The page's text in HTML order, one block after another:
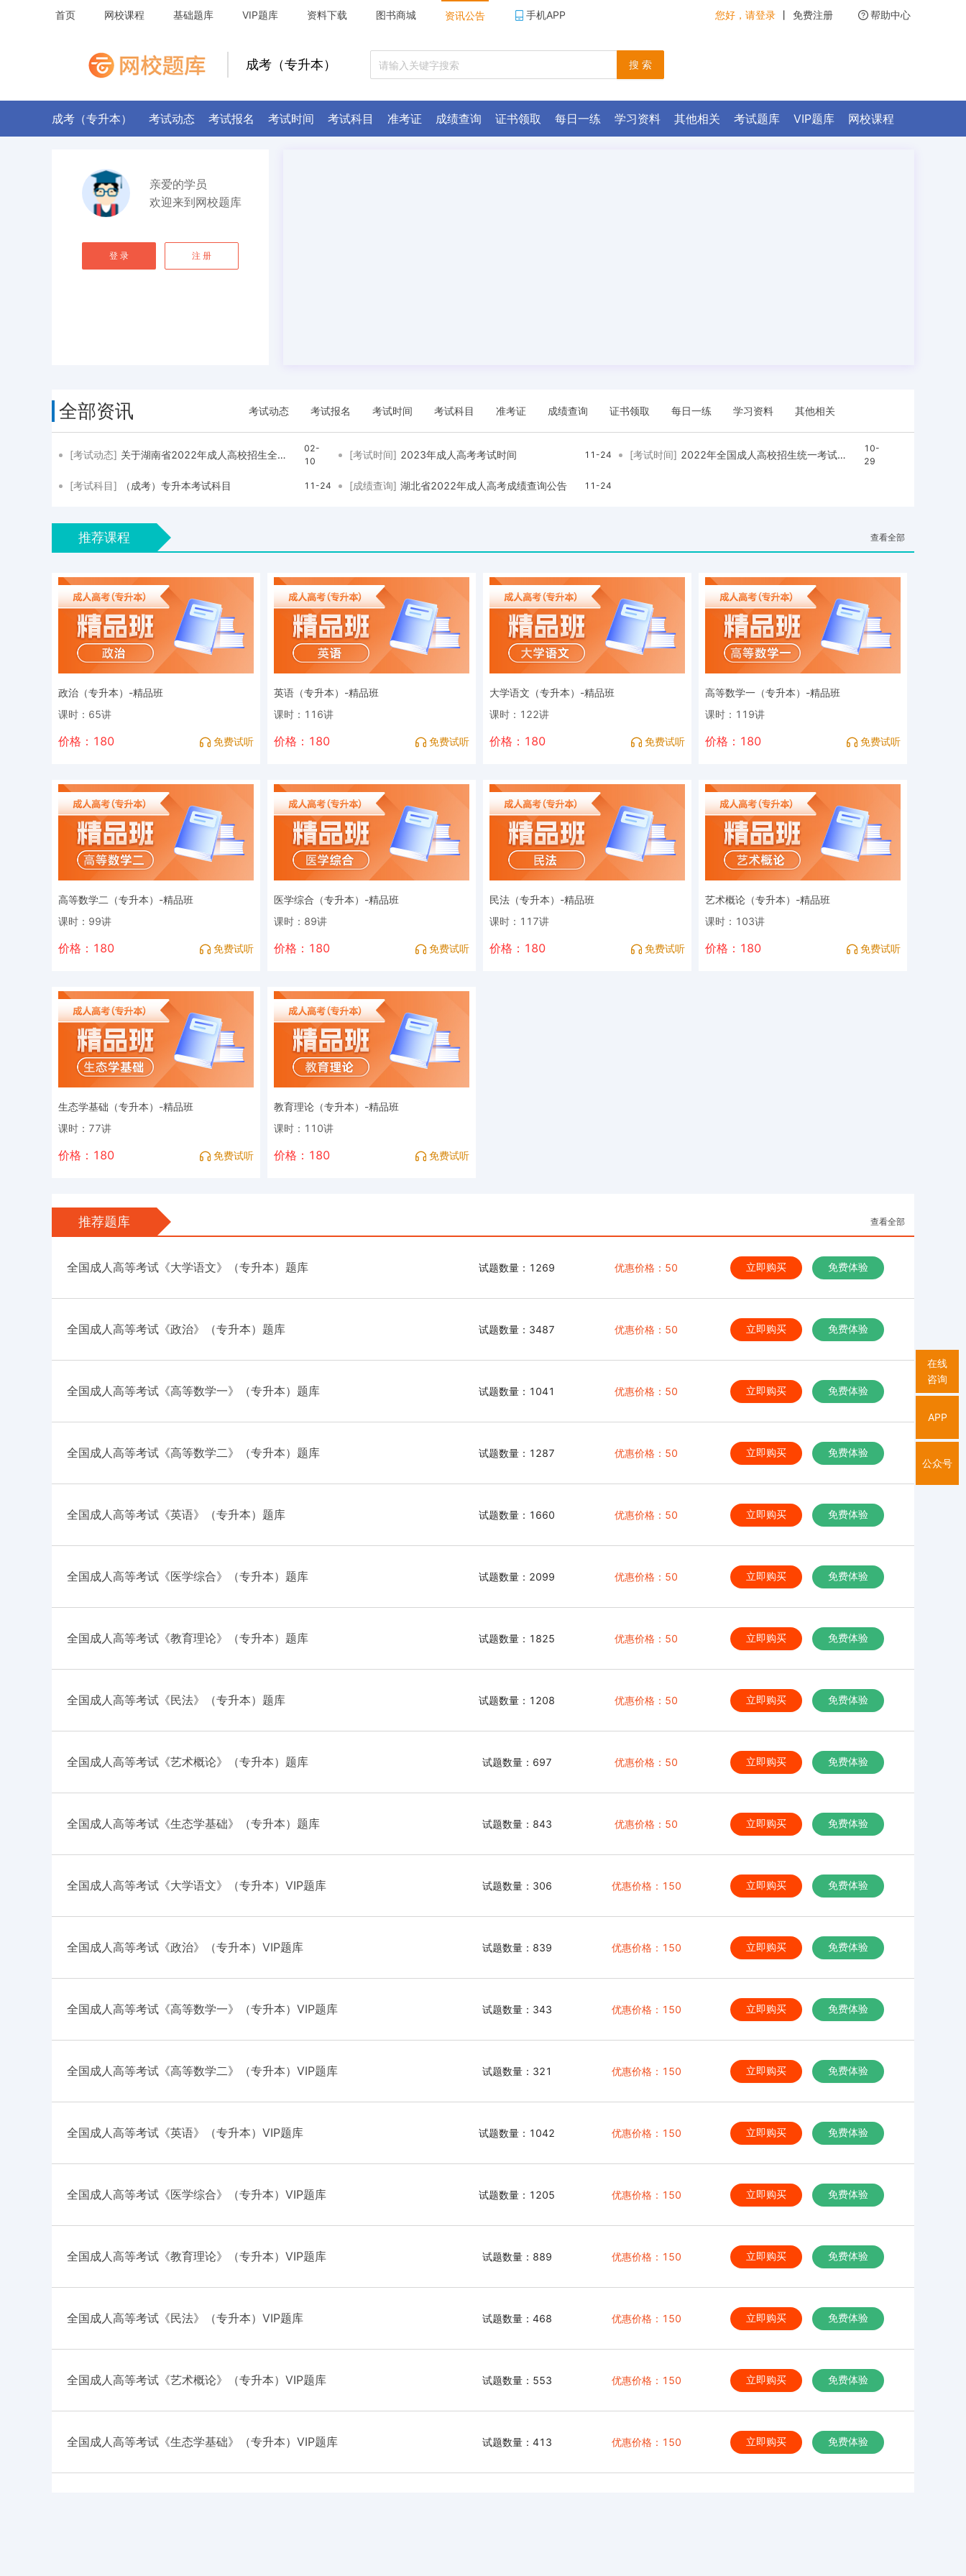
首页 网校课程 基础题库 VIP题库 资料下载 图书商城 资讯公告 手机APP 您好，请登录 丨 免费注册 帮助中心
在线
咨询
APP
公众号
成考（专升本） 搜 索
成考（专升本） 考试动态 考试报名 考试时间 考试科目 准考证 成绩查询 证书领取 每日一练 学习资料 其他相关 考试题库 VIP题库 网校课程
亲爱的学员
欢迎来到网校题库
登 录 注 册
全部资讯 考试动态 考试报名 考试时间 考试科目 准考证 成绩查询 证书领取 每日一练 学习资料 其他相关
[考试动态] 关于湖南省2022年成人高校招生全国统一考试（延考）的公告
02-
10
[考试时间] 2023年成人高考考试时间 11-24 [考试时间] 2022年全国成人高校招生统一考试将于11月5日和6日举行
10-
29
[考试科目] （成考）专升本考试科目 11-24 [成绩查询] 湖北省2022年成人高考成绩查询公告 11-24
推荐课程 查看全部
政治（专升本）-精品班
课时：65讲
价格：180 免费试听
英语（专升本）-精品班
课时：116讲
价格：180 免费试听
大学语文（专升本）-精品班
课时：122讲
价格：180 免费试听
高等数学一（专升本）-精品班
课时：119讲
价格：180 免费试听
高等数学二（专升本）-精品班
课时：99讲
价格：180 免费试听
医学综合（专升本）-精品班
课时：89讲
价格：180 免费试听
民法（专升本）-精品班
课时：117讲
价格：180 免费试听
艺术概论（专升本）-精品班
课时：103讲
价格：180 免费试听
生态学基础（专升本）-精品班
课时：77讲
价格：180 免费试听
教育理论（专升本）-精品班
课时：110讲
价格：180 免费试听
推荐题库 查看全部
全国成人高等考试《大学语文》（专升本）题库 试题数量：1269 优惠价格：50 立即购买 免费体验
全国成人高等考试《政治》（专升本）题库 试题数量：3487 优惠价格：50 立即购买 免费体验
全国成人高等考试《高等数学一》（专升本）题库 试题数量：1041 优惠价格：50 立即购买 免费体验
全国成人高等考试《高等数学二》（专升本）题库 试题数量：1287 优惠价格：50 立即购买 免费体验
全国成人高等考试《英语》（专升本）题库 试题数量：1660 优惠价格：50 立即购买 免费体验
全国成人高等考试《医学综合》（专升本）题库 试题数量：2099 优惠价格：50 立即购买 免费体验
全国成人高等考试《教育理论》（专升本）题库 试题数量：1825 优惠价格：50 立即购买 免费体验
全国成人高等考试《民法》（专升本）题库 试题数量：1208 优惠价格：50 立即购买 免费体验
全国成人高等考试《艺术概论》（专升本）题库 试题数量：697 优惠价格：50 立即购买 免费体验
全国成人高等考试《生态学基础》（专升本）题库 试题数量：843 优惠价格：50 立即购买 免费体验
全国成人高等考试《大学语文》（专升本）VIP题库 试题数量：306 优惠价格：150 立即购买 免费体验
全国成人高等考试《政治》（专升本）VIP题库 试题数量：839 优惠价格：150 立即购买 免费体验
全国成人高等考试《高等数学一》（专升本）VIP题库 试题数量：343 优惠价格：150 立即购买 免费体验
全国成人高等考试《高等数学二》（专升本）VIP题库 试题数量：321 优惠价格：150 立即购买 免费体验
全国成人高等考试《英语》（专升本）VIP题库 试题数量：1042 优惠价格：150 立即购买 免费体验
全国成人高等考试《医学综合》（专升本）VIP题库 试题数量：1205 优惠价格：150 立即购买 免费体验
全国成人高等考试《教育理论》（专升本）VIP题库 试题数量：889 优惠价格：150 立即购买 免费体验
全国成人高等考试《民法》（专升本）VIP题库 试题数量：468 优惠价格：150 立即购买 免费体验
全国成人高等考试《艺术概论》（专升本）VIP题库 试题数量：553 优惠价格：150 立即购买 免费体验
全国成人高等考试《生态学基础》（专升本）VIP题库 试题数量：413 优惠价格：150 立即购买 免费体验